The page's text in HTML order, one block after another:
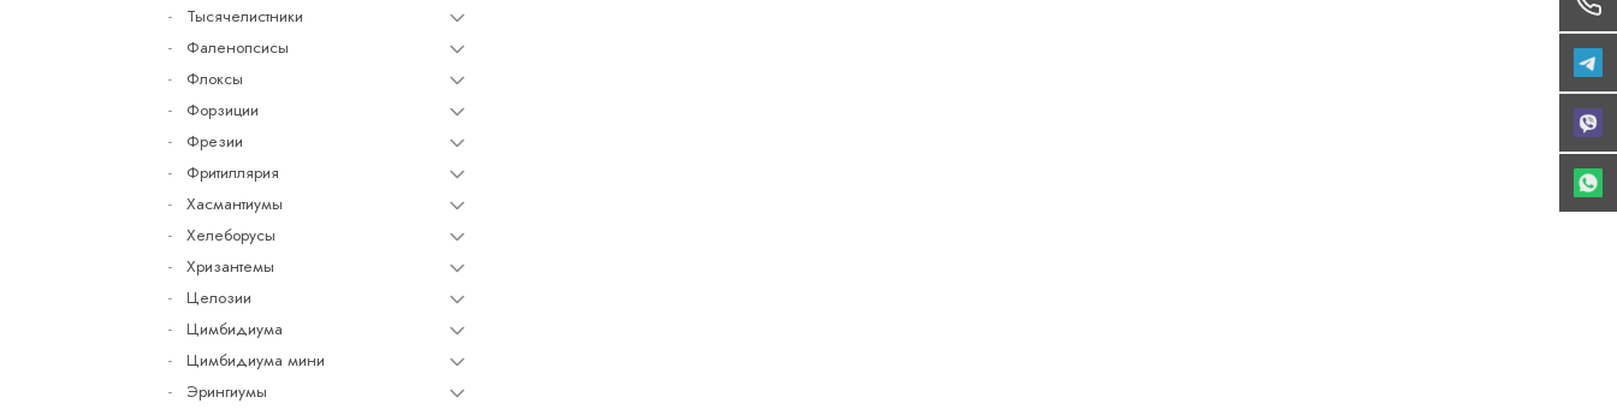
Тысячелистники
Фаленопсисы
Флоксы
Форзиции
Фрезии
Фритиллярия
Хасмантиумы
Хелеборусы
Хризантемы
Целозии
Цимбидиума
Цимбидиума мини
Эрингиумы